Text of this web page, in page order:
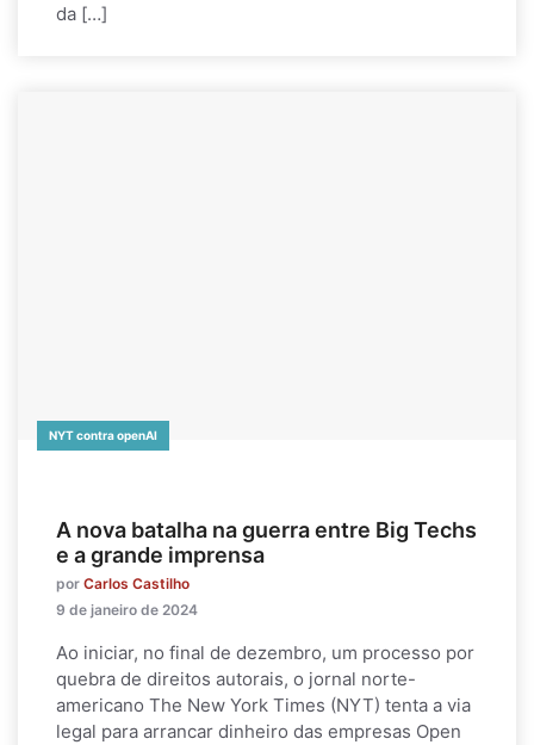
da […]
NYT contra openAI
A nova batalha na guerra entre Big Techs
e a grande imprensa
por Carlos Castilho
9 de janeiro de 2024
Ao iniciar, no final de dezembro, um processo por
quebra de direitos autorais, o jornal norte-
americano The New York Times (NYT) tenta a via
legal para arrancar dinheiro das empresas Open